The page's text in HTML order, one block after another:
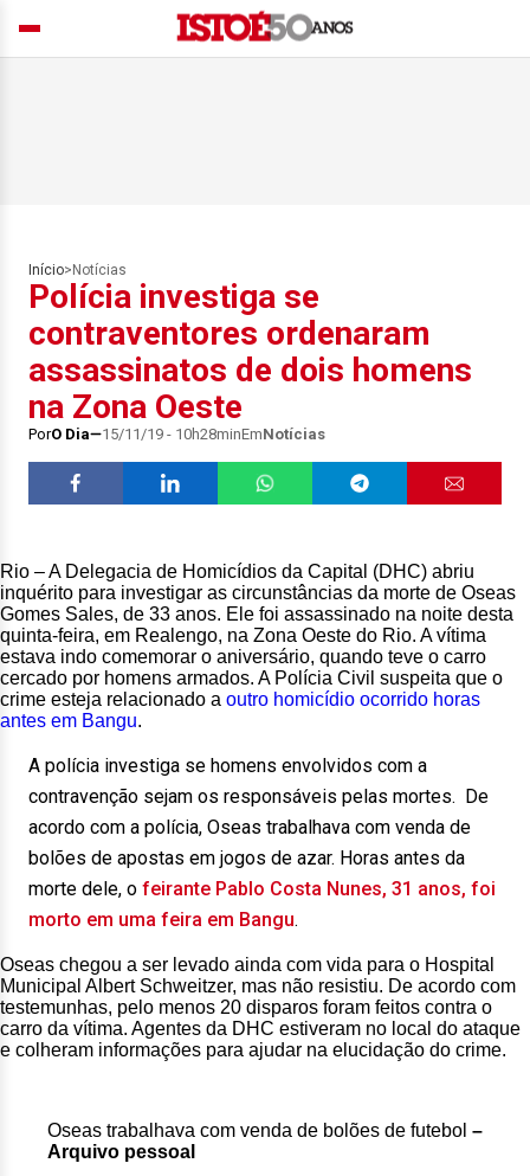
Início> Notícias
Polícia investiga se
contraventores ordenaram
assassinatos de dois homens
na Zona Oeste
PorO Dia 15/11/19 - 10h28minEmNotícias
Rio – A Delegacia de Homicídios da Capital (DHC) abriu
inquérito para investigar as circunstâncias da morte de Oseas
Gomes Sales, de 33 anos. Ele foi assassinado na noite desta
quinta-feira, em Realengo, na Zona Oeste do Rio. A vítima
estava indo comemorar o aniversário, quando teve o carro
cercado por homens armados. A Polícia Civil suspeita que o
crime esteja relacionado a outro homicídio ocorrido horas
antes em Bangu.
A polícia investiga se homens envolvidos com a
contravenção sejam os responsáveis pelas mortes. De
acordo com a polícia, Oseas trabalhava com venda de
bolões de apostas em jogos de azar. Horas antes da
morte dele, o feirante Pablo Costa Nunes, 31 anos, foi
morto em uma feira em Bangu.
Oseas chegou a ser levado ainda com vida para o Hospital
Municipal Albert Schweitzer, mas não resistiu. De acordo com
testemunhas, pelo menos 20 disparos foram feitos contra o
carro da vítima. Agentes da DHC estiveram no local do ataque
e colheram informações para ajudar na elucidação do crime.
Oseas trabalhava com venda de bolões de futebol –
Arquivo pessoal